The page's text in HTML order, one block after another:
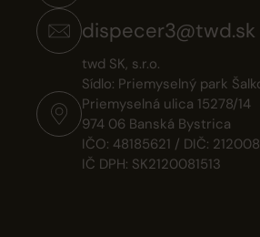
dispecer3@twd.sk
twd SK, s.r.o.
Sídlo: Priemyselný park
Priemyselná ulica 15278/14
974 06 Banská Bystrica
IČO: 48185621 / DIČ:
IČ DPH: SK2120081513